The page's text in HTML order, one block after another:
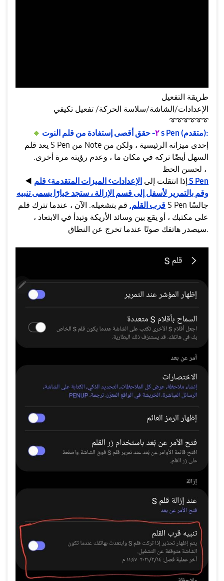
طريقة التفعيل
الإعدادات/الشاشة/سلاسة الحركة/ تفعيل تكيفي
➰➰➰➰➰➰
🔸
٢
- حقق أقصى إستفادة من قلم النوت s Pen (متقدم):
يعد قلم S Pen من Note إحدى ميزاته الرئيسية ، ولكن من
السهل أيضًا تركه في مكان ما ، وعدم رؤيته مرة أخرى.
لحسن الحظ ،
◀️
إذا انتقلت إلى الإعدادات> الميزات المتقدمة> قلم S Pen
وقم بالتمرير لأسفل إلى قسم الإزالة ، ستجد خيارًا يسمى تنبيه
قرب القلم. قم بتشغيله. الآن ، عندما تترك قلم S Pen جالسًا
على مكتبك ، أو يقع بين وسائد الأريكة وتبدأ في الابتعاد ،
سيصدر هاتفك صوتًا عندما تخرج عن النطاق.